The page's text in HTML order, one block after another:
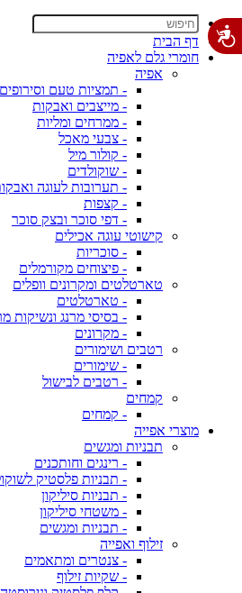
דף הבית
חומרי גלם לאפיה
אפיה
- תמציות טעם וסירופים
- מייצבים ואבקות
- ממרחים ומליות
- צבעי מאכל
- קולור מיל
- שוקולדים
- תערובות לעוגה
- קצפות
- דפי סוכר ובצק סוכר
קישוטי עוגה אכילים
- סוכריות
- פיצוחים מקורמלים
טארטלטים ומקרונים וופלים
- טארטלטים
- בסיסי מרנג ונשיקות
- מקרונים
רטבים ושימורים
- שימורים
- רטבים לבישול
קמחים
- קמחים
מוצרי אפייה
תבניות ומגשים
- רינגים וחותכנים
- תבניות פלסטיק
- תבניות סיליקון
- משטחי סיליקון
- תבניות ומגשים
זילוף ואפייה
- צנטרים ומתאמים
- שקיות זילוף